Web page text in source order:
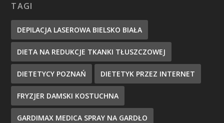
TAGI
DEPILACJA LASEROWA BIELSKO BIAŁA
DIETA NA REDUKCJE TKANKI TŁUSZCZOWEJ
DIETETYCY POZNAŃ DIETETYK PRZEZ INTERNET
FRYZJER DAMSKI KOSTUCHNA
GARDIMAX MEDICA SPRAY NA GARDŁO